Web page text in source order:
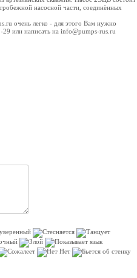
наcосной части, соединённых
очень легко - для этого Вам нужно
или написать на info@pumps-rus.ru